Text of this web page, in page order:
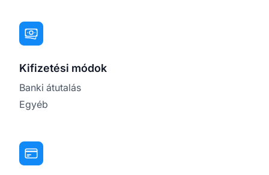
Kifizetési módok
Banki átutalás
Egyéb